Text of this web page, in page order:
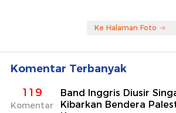
Ke Halaman Foto
Komentar Terbanyak
119
Komentar
Band Inggris Diusir
Kibarkan Bendera